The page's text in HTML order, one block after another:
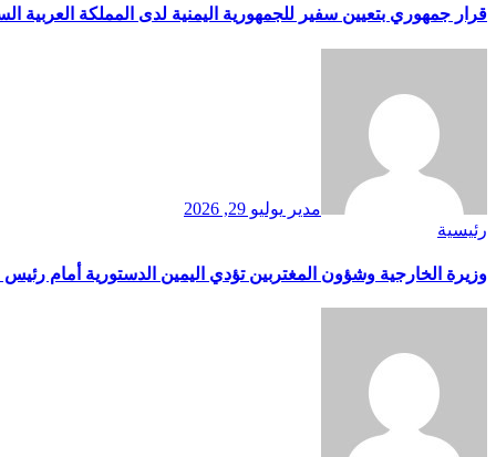
قرار جمهوري بتعيين سفير للجمهورية اليمنية لدى المملكة العربية
مدير يوليو 29, 2026
رئيسية
وزيرة الخارجية وشؤون المغتربين تؤدي اليمين الدستورية أمام